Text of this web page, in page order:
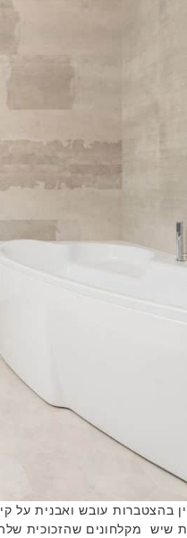
עובש ואבנית על
שיש מקלחונים שהזכוכית